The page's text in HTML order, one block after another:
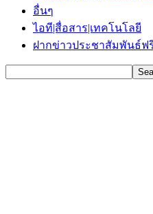
อื่นๆ
ไอที|สื่อสาร|เทคโนโลยี
ฝากข่าวประชาสัมพันธ์ฟ